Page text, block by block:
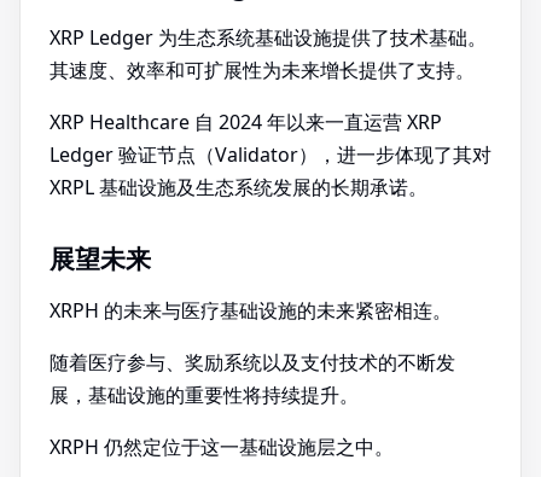
XRP Ledger 为生态系统基础设施提供了技术基础。
其速度、效率和可扩展性为未来增长提供了支持。
XRP Healthcare 自 2024 年以来一直运营 XRP
Ledger 验证节点（Validator），进一步体现了其对
XRPL 基础设施及生态系统发展的长期承诺。
展望未来
XRPH 的未来与医疗基础设施的未来紧密相连。
随着医疗参与、奖励系统以及支付技术的不断发
展，基础设施的重要性将持续提升。
XRPH 仍然定位于这一基础设施层之中。